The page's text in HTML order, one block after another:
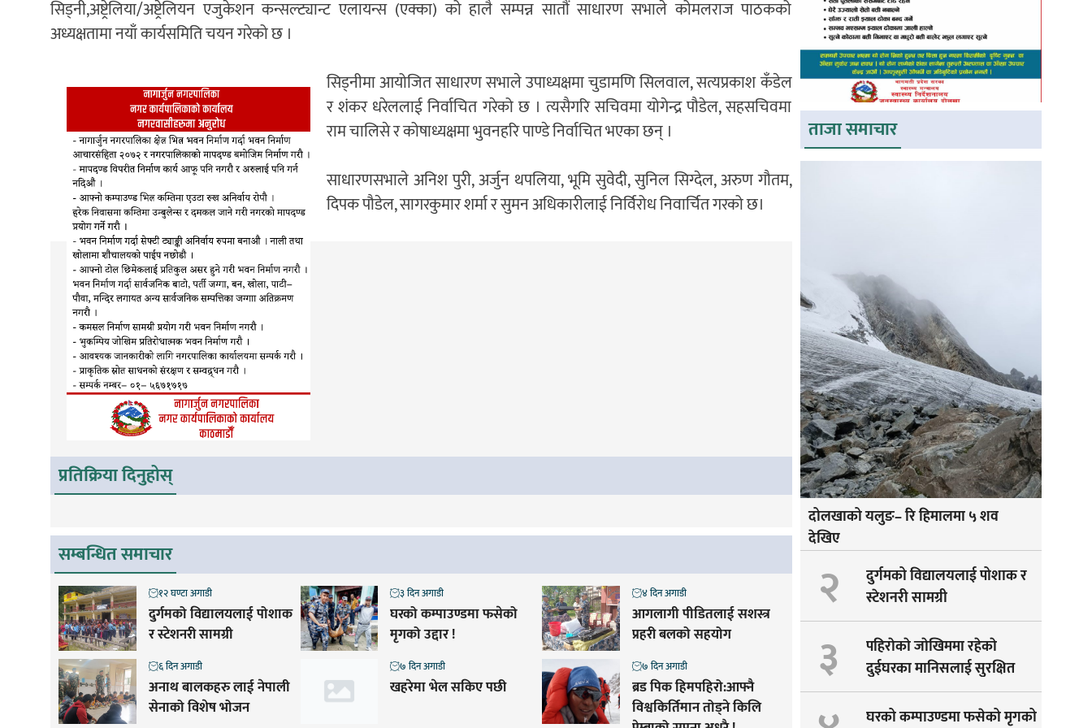
सिड्नी,अष्ट्रेलिया/अष्ट्रेलियन एजुकेशन कन्सल्ट्यान्ट एलायन्स (एक्का) को हालै सम्पन्न सातौं साधारण सभाले कोमलराज पाठकको
अध्यक्षतामा नयाँ कार्यसमिति चयन गरेको छ ।
सिड्नीमा आयोजित साधारण सभाले उपाध्यक्षमा चुडामणि सिलवाल, सत्यप्रकाश कँडेल
र शंकर धरेललाई निर्वाचित गरेको छ । त्यसैगरि सचिवमा योगेन्द्र पौडेल, सहसचिवमा
राम चालिसे र कोषाध्यक्षमा भुवनहरि पाण्डे निर्वाचित भएका छन् ।
साधारणसभाले अनिश पुरी, अर्जुन थपलिया, भूमि सुवेदी, सुनिल सिग्देल, अरुण गौतम,
दिपक पौडेल, सागरकुमार शर्मा र सुमन अधिकारीलाई निर्विरोध निवार्चित गरको छ।
प्रतिक्रिया दिनुहोस्
सम्बन्धित समाचार
दुर्गमको विद्यालयलाई पोशाक
र स्टेशनरी सामग्री
१२ घण्टा अगाडी
घरको कम्पाउण्डमा फसेको
मृगको उद्दार !
३ दिन अगाडी
आगलागी पीडितलाई सशस्त्र
प्रहरी बलको सहयोग
४ दिन अगाडी
अनाथ बालकहरु लाई नेपाली
सेनाको विशेष भोजन
६ दिन अगाडी
खहरेमा भेल सकिए पछी
७ दिन अगाडी
ब्रड पिक हिमपहिरो:आफ्नै
विश्वकिर्तिमान तोड्ने किलि
७ दिन अगाडी
ताजा समाचार
दोलखाको यलुङ– रि हिमालमा ५ शव
देखिए
२
दुर्गमको विद्यालयलाई पोशाक र
स्टेशनरी सामग्री
३
पहिराेकाे जाेखिममा रहेकाे
दुईघरका मानिसलाई सुरक्षित
सारीयाे
घरको कम्पाउण्डमा फसेको मृगको